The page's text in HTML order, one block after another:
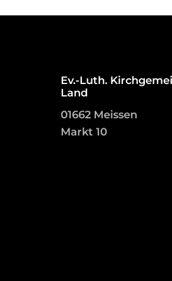
Ev.-Luth.
Land
01662 Meissen
Markt 10